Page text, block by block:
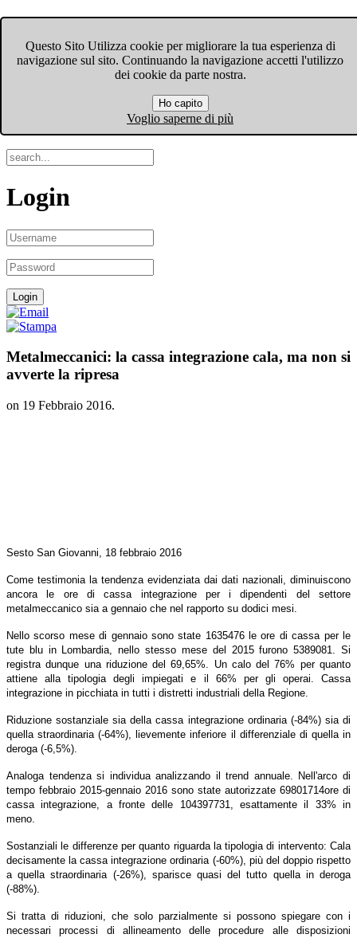
Questo Sito Utilizza cookie per migliorare la tua esperienza di
navigazione sul sito. Continuando la navigazione accetti l'utilizzo
dei cookie da parte nostra.
Ho capito
Voglio saperne di più
Menu
Login
Metalmeccanici: la cassa integrazione cala, ma non si
avverte la ripresa
on 19 Febbraio 2016.
Sesto San Giovanni, 18 febbraio 2016
Come testimonia la tendenza evidenziata dai dati nazionali, diminuiscono
ancora le ore di cassa integrazione per i dipendenti del settore
metalmeccanico sia a gennaio che nel rapporto su dodici mesi.
Nello scorso mese di gennaio sono state 1635476 le ore di cassa per le
tute blu in Lombardia, nello stesso mese del 2015 furono 5389081. Si
registra dunque una riduzione del 69,65%. Un calo del 76% per quanto
attiene alla tipologia degli impiegati e il 66% per gli operai. Cassa
integrazione in picchiata in tutti i distretti industriali della Regione.
Riduzione sostanziale sia della cassa integrazione ordinaria (-84%) sia di
quella straordinaria (-64%), lievemente inferiore il differenziale di quella in
deroga (-6,5%).
Analoga tendenza si individua analizzando il trend annuale. Nell'arco di
tempo febbraio 2015-gennaio 2016 sono state autorizzate 69801714ore di
cassa integrazione, a fronte delle 104397731, esattamente il 33% in
meno.
Sostanziali le differenze per quanto riguarda la tipologia di intervento: Cala
decisamente la cassa integrazione ordinaria (-60%), più del doppio rispetto
a quella straordinaria (-26%), sparisce quasi del tutto quella in deroga
(-88%).
Si tratta di riduzioni, che solo parzialmente si possono spiegare con i
necessari processi di allineamento delle procedure alle disposizioni